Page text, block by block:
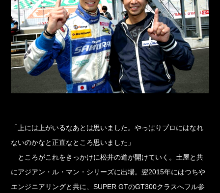
「上には上がいるなあとは思いました。やっぱりプロにはなれ
ないのかなと正直なところ思いました」
ところがこれをきっかけに松井の道が開けていく。土屋と共
にアジアン・ル・マン・シリーズに出場。翌2015年にはつちや
エンジニアリングと共に、SUPER GTのGT300クラスへフル参